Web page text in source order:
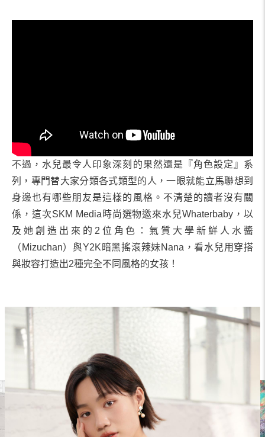
不過，水兒最令人印象深刻的果然還是『角色設定』系
列，專門替大家分類各式類型的人，一眼就能立馬聯想到
身邊也有哪些朋友是這樣的風格。不清楚的讀者沒有關
係，這次SKM Media時尚選物邀來水兒Whaterbaby，以
及她創造出來的2位角色：氣質大學新鮮人水醬
（Mizuchan）與Y2K暗黑搖滾辣妹Nana，看水兒用穿搭
與妝容打造出2種完全不同風格的女孩！
氣質大學新鮮人 — 水醬（Mizuchan）